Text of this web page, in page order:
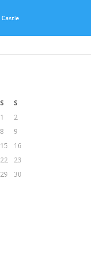
Castle
S
S
1
2
8
9
15
16
22
23
29
30